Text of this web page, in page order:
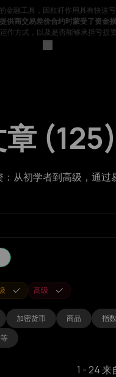
金融工具，因杠杆作用具有快速亏
供商交易差价合约时蒙受了资金损
作方式，以及是否能够承担亏损资
(125)
从初学者到高级，通过
高级
加密货币 商品
指数
1 -24来